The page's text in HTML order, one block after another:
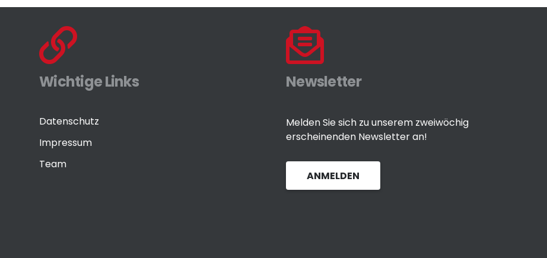
Wichtige Links
Datenschutz
Impressum
Team
Newsletter
Melden Sie sich zu unserem zweiwöchig
erscheinenden Newsletter an!
ANMELDEN